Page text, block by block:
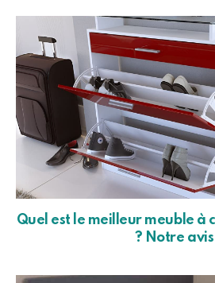
Quel est le meilleur meuble à
? Notre avis